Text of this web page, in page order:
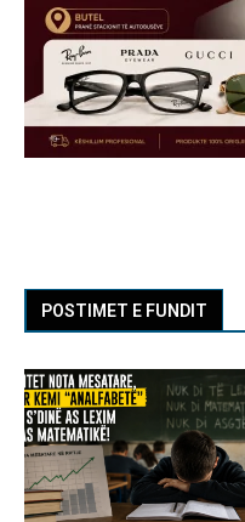
POSTIMET E FUNDIT